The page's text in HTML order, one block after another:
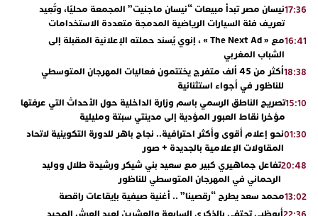
17:36نيسان مصر تبدأ مبيعات “نيسان ماجنيت” المجمعة محليًا، وتُعِيد
تعريف فئة السيارات الرياضية المدمجة متعددة الاستخدامات
16:41
مع « The Next Ad » ، إنوي يُسند حملته الإعلانية المقبلة إلى
الشباب المغربي
18:38
أكثر من 45 ألف متفرج يختتمون فعاليات المهرجان المتوسطي
للناظور في أجواء استثنائية
15:10تصريح الناطق الرسمي باسم وزارة الداخلية حول الأحداث التي عرفتها
مؤخرا نقاط العبور المؤدية إلى مدينتي سبتة ومليلية
01:30نحو إعلام أقوى وأكثر احترافية.. نجاح باهر للدورة التكوينية لاتحاد
المقاولات الإعلامية بالجديدة + صور
20:48تفاعل جماهيري كبير مع سعيد بني شيكر ورشيدة طلال ووليد
الرحماني في المهرجان المتوسطي للناظور
13:02محمد سعد يطرح “رقصينا” .. أغنية صيفية بإيقاعات راقصة